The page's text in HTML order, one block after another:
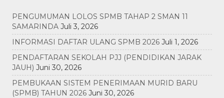
PENGUMUMAN LOLOS SPMB TAHAP 2 SMAN 11
SAMARINDA Juli 3, 2026
INFORMASI DAFTAR ULANG SPMB 2026 Juli 1, 2026
PENDAFTARAN SEKOLAH PJJ (PENDIDIKAN JARAK
JAUH) Juni 30, 2026
PEMBUKAAN SISTEM PENERIMAAN MURID BARU
(SPMB) TAHUN 2026 Juni 30, 2026